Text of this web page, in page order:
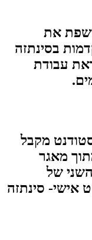
את
בסינתזה
עבודת
מקבל
מאגר
השני של
אישי- סינתזה